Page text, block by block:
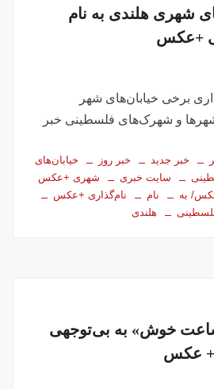
شهری هلندی به نام
+عکس
برخی خیابان‌های شهر
شهرها و شهرک‌های فلسطینی خبر
خبر جدید خبر روز
خیابان‌های
سایت خبری
شهری +عکس
به نام
نام‌گذاری +عکس
هلندی
خوش» به بی‌توجهی
عکس